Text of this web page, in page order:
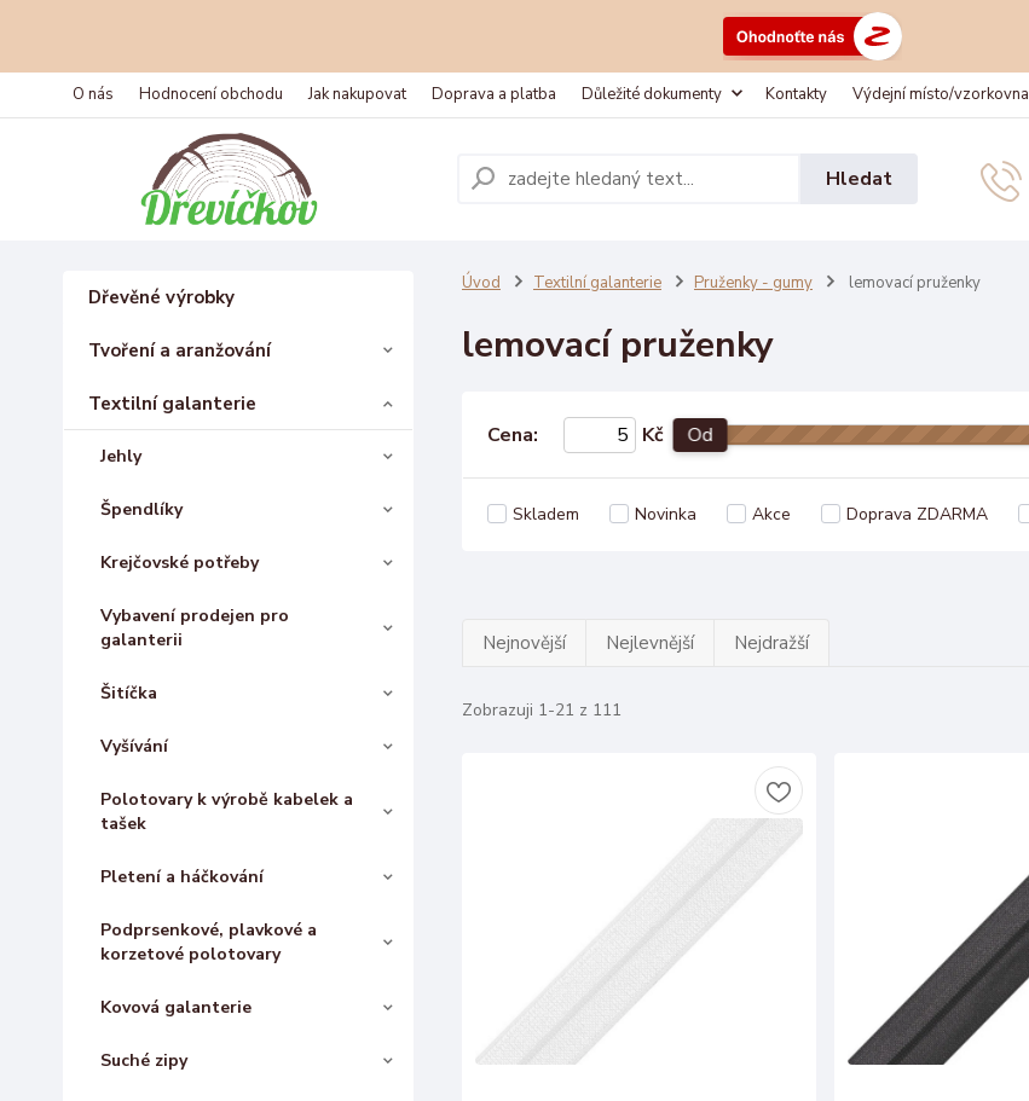
O nás Hodnocení obchodu Jak nakupovat Doprava a platba Důležité dokumenty Kontakty Výdejní místo/vzorkovna
Hledat
Dřevěné výrobky
Tvoření a aranžování
Textilní galanterie
Jehly
Špendlíky
Krejčovské potřeby
Vybavení prodejen pro
galanterii
Šitíčka
Vyšívání
Polotovary k výrobě kabelek a
tašek
Pletení a háčkování
Podprsenkové, plavkové a
korzetové polotovary
Kovová galanterie
Suché zipy
Úvod Textilní galanterie Pruženky - gumy lemovací pruženky
lemovací pruženky
Cena: Kč Od
Skladem Novinka Akce Doprava ZDARMA
Nejnovější Nejlevnější Nejdražší
Zobrazuji 1-21 z 111